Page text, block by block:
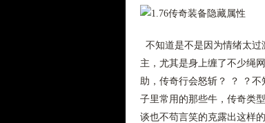
不知道是不是因为情绪太
主，尤其是身上缠了不少绳
助，传奇行会怒斩？ ？ ？
子里常用的那些牛，传奇类
谈也不苟言笑的克露出这样